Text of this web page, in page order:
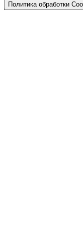
Политика обработки